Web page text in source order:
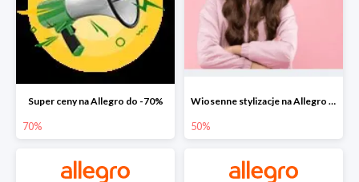
Super ceny na Allegro do -70%
70%
Wiosenne stylizacje na Allegro do -50%
50%